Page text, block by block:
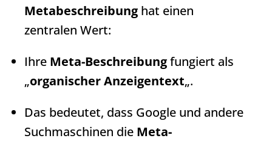
Metabeschreibung hat einen
zentralen Wert:
Ihre Meta-Beschreibungfungiert als
„organischer Anzeigentext„.
Das bedeutet, dass Google und andere
Suchmaschinen die Meta-